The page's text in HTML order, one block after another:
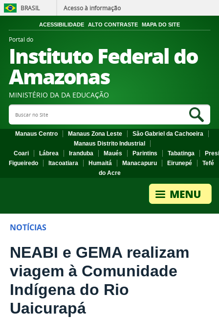
BRASIL Acesso à informação
ACESSIBILIDADE ALTO CONTRASTE MAPA DO SITE
Portal do
Instituto Federal do
Amazonas
MINISTÉRIO DA DA EDUCAÇÃO
Search Site
Manaus Centro Manaus Zona Leste
São Gabriel da Cachoeira
Manaus Distrito Industrial
Coari
Lábrea Iranduba Maués Parintins Tabatinga
Figueiredo
Itacoatiara Humaitá Manacapuru Eirunepé
Tefé
do Acre
NOTÍCIAS
NEABI e GEMA realizam
viagem à Comunidade
Indígena do Rio
Uaicurapá